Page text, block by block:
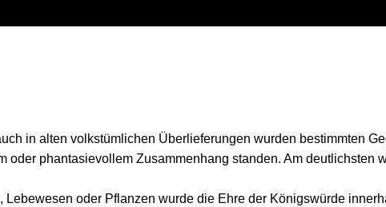
in alten volkstümlichen Überlieferungen wurden bestimmten
phantasievollem Zusammenhang standen. Am deutlichsten
oder Pflanzen wurde die Ehre der Königswürde